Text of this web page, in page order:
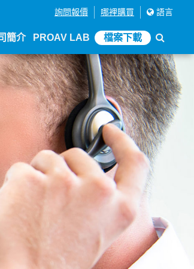
詢問報價 哪裡購買 語言
簡介 PROAV LAB 檔案下載